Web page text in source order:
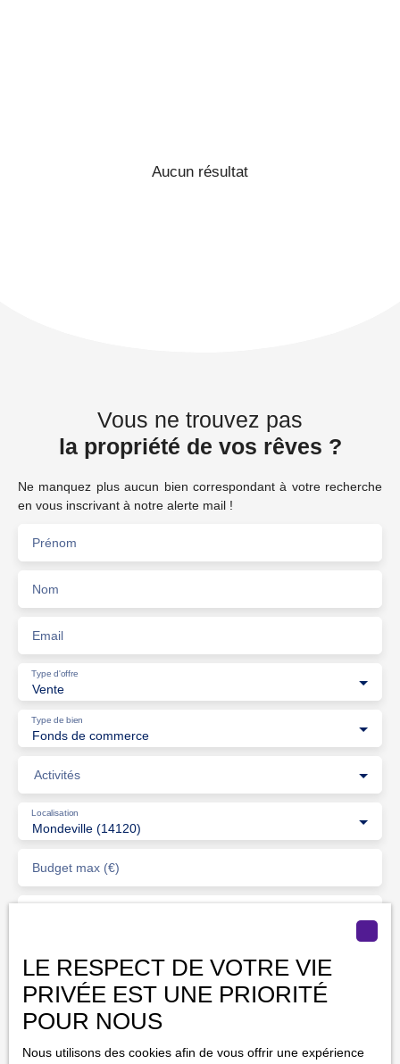
Aucun résultat
Vous ne trouvez pas
la propriété de vos rêves ?
Ne manquez plus aucun bien correspondant à votre recherche
en vous inscrivant à notre alerte mail !
Prénom
Nom
Email
Vente
Type d'offre
Fonds de commerce
Type de bien
Activités
Mondeville (14120)
Localisation
Budget max (€)
J'accepte le traitement de mes données personnelles
conformément au RGPD. Si vous ne souhaitez pas faire
l'objet de prospection commerciale par voie téléphonique,
vous pouvez vous inscrire gratuitement sur la liste
d'opposition au démarchage téléphonique, prévu par
l'article L223-1 du code de la consommation, sur le site
LE RESPECT DE VOTRE VIE
PRIVÉE EST UNE PRIORITÉ
POUR NOUS
Nous utilisons des cookies afin de vous offrir une expérience